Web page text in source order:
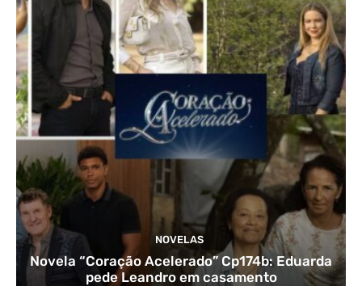
NOVELAS
Novela “Coração Acelerado” Cp174b: Eduarda
pede Leandro em casamento